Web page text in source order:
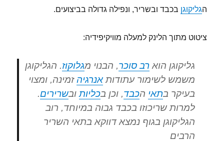
הגליקוגן בכבד ובשריר, ונפילה גדולה בביצועים.
ציטוט מתוך הלינק למעלה מוויקיפידיה:
גליקוגן הוא רב סוכר, הבנוי מגלוקוז. הגליקוגן
משמש לשימור עתודותאנרגיה זמינה, ומצוי
בעיקר בתאי הכבד, וכן בכליות ובשרירים.
למרות שריכוזו בכבד גבוה במיוחד, רוב
הגליקוגן בגוף נמצא דווקא בתאי השריר
הרבים